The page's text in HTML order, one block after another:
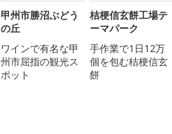
甲州市勝沼ぶどう
の丘
ワインで有名な甲
州市屈指の観光ス
ポット
桔梗信玄餅工場テ
ーマパーク
手作業で1日12万
個を包む桔梗信玄
餅